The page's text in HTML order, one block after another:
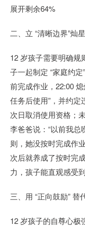
展开剩余64%
二、立 “清晰边界”灿
12 岁孩子需要明确规
子一起制定 “家庭约
前完成作业，22:00
任务后使用”，并约定
次日取消使用资格；
李爸爸说：“以前我总
则，她没按时完成作
次后就养成了按时完
力，孩子能直观感受
三、用 “正向鼓励” 替
12 岁孩子的自尊心极